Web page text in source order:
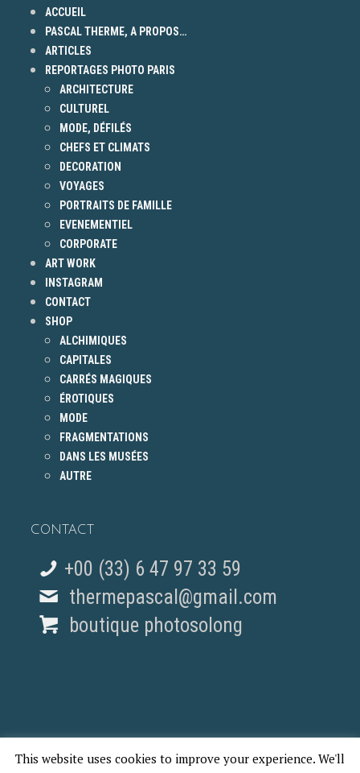
ACCUEIL
PASCAL THERME, A PROPOS…
ARTICLES
REPORTAGES PHOTO PARIS
ARCHITECTURE
CULTUREL
MODE, DÉFILÉS
CHEFS ET CLIMATS
DECORATION
VOYAGES
PORTRAITS DE FAMILLE
EVENEMENTIEL
CORPORATE
ART WORK
INSTAGRAM
CONTACT
SHOP
ALCHIMIQUES
CAPITALES
CARRÉS MAGIQUES
ÉROTIQUES
MODE
FRAGMENTATIONS
DANS LES MUSÉES
AUTRE
CONTACT
+00 (33) 6 47 97 33 59
thermepascal@gmail.com
boutique photosolong
This website uses cookies to improve your experience. We'll